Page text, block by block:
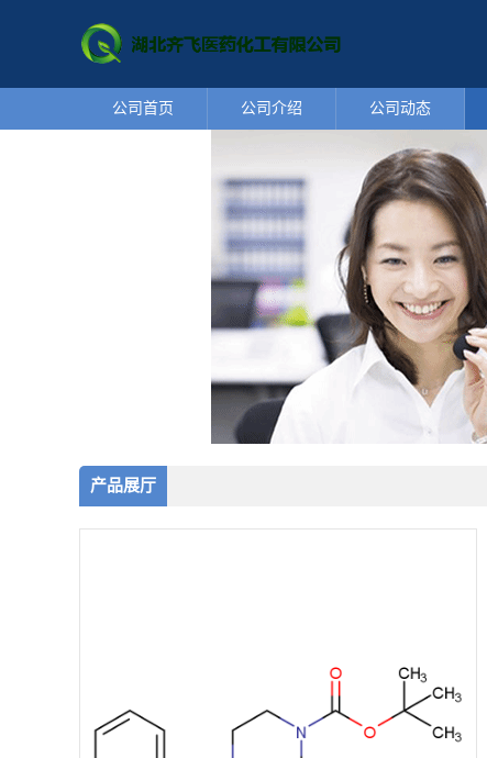
公司首页 公司介绍 公司动态
产品展厅